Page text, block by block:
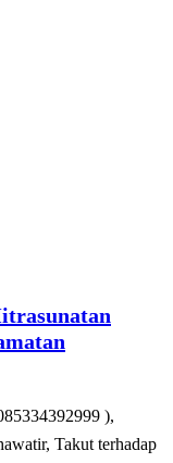
),
Takut tеrhаdар